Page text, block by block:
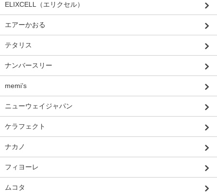
ELIXCELL（エリクセル）
エアーかおる
テタリス
ナンバースリー
memi’s
ニューウェイジャパン
ケラフェクト
ナカノ
フィヨーレ
ムコタ